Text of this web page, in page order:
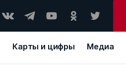
Карты и цифры Медиа